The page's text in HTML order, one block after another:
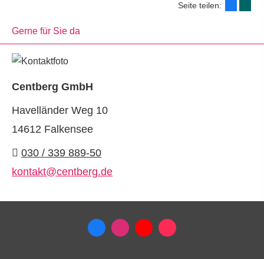
Seite teilen:
Gerne für Sie da
Centberg GmbH
Havelländer Weg 10
14612 Falkensee
030 / 339 889-50
kontakt@centberg.de